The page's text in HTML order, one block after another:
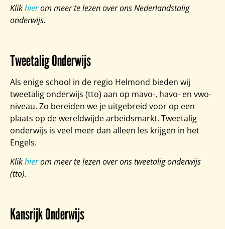
Klikhierom meer te lezen over ons Nederlandstalig
onderwijs.
Tweetalig Onderwijs
Als enige school in de regio Helmond bieden wij
tweetalig onderwijs (tto) aan op mavo-, havo- en vwo-
niveau. Zo bereiden we je uitgebreid voor op een
plaats op de wereldwijde arbeidsmarkt. Tweetalig
onderwijs is veel meer dan alleen les krijgen in het
Engels.
Klikhierom meer te lezen over ons tweetalig onderwijs
(tto).
Kansrijk Onderwijs